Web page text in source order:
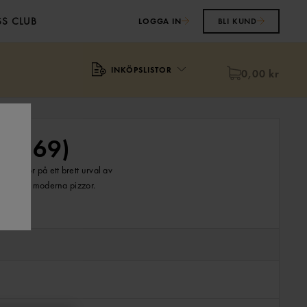
CLUB LOGGA IN BLI KUND
INKÖPSLISTOR 0,00 kr
(69)
varor på ett brett urval av
och moderna pizzor.